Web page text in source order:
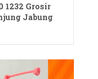
1232 Grosir
Jabung